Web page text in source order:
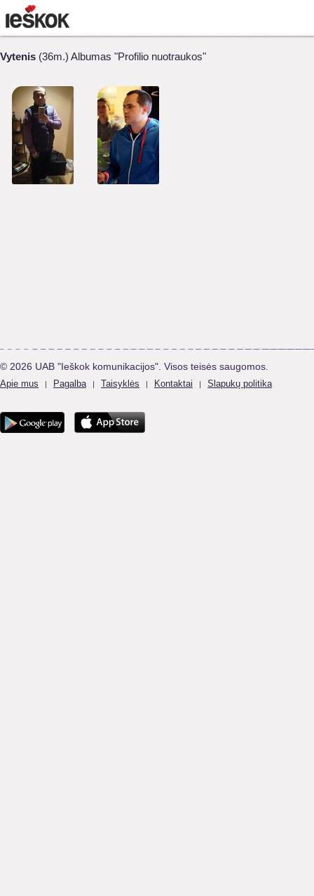
Vytenis (36m.) Albumas "Profilio nuotraukos"
© 2026 UAB "Ieškok komunikacijos". Visos teisės saugomos.
Apie mus | Pagalba | Taisyklės | Kontaktai | Slapukų politika